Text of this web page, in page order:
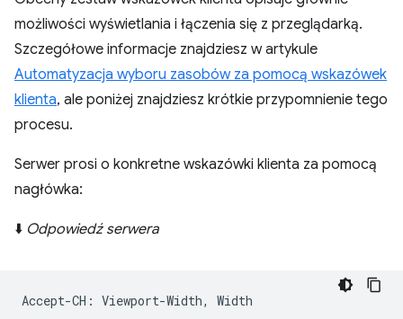
możliwości wyświetlania i łączenia się z przeglądarką.
Szczegółowe informacje znajdziesz w artykule
Automatyzacja wyboru zasobów za pomocą wskazówek
klienta, ale poniżej znajdziesz krótkie przypomnienie tego
procesu.
Serwer prosi o konkretne wskazówki klienta za pomocą
nagłówka:
⬇️ Odpowiedź serwera